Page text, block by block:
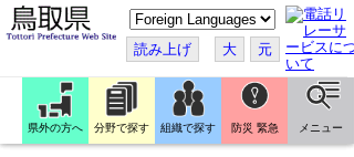
こ
の
ペ
ー
ジ
翻
訳
す
読み上げ 大 元
県外の方へ 分野で探す 組織で探す 防災 緊急 メニュー